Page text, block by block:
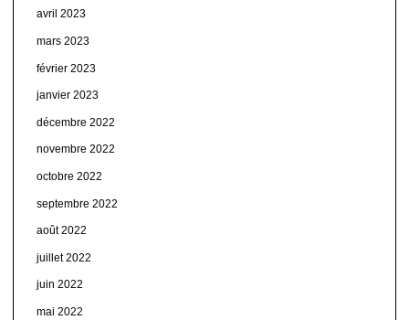
avril 2023
mars 2023
février 2023
janvier 2023
décembre 2022
novembre 2022
octobre 2022
septembre 2022
août 2022
juillet 2022
juin 2022
mai 2022